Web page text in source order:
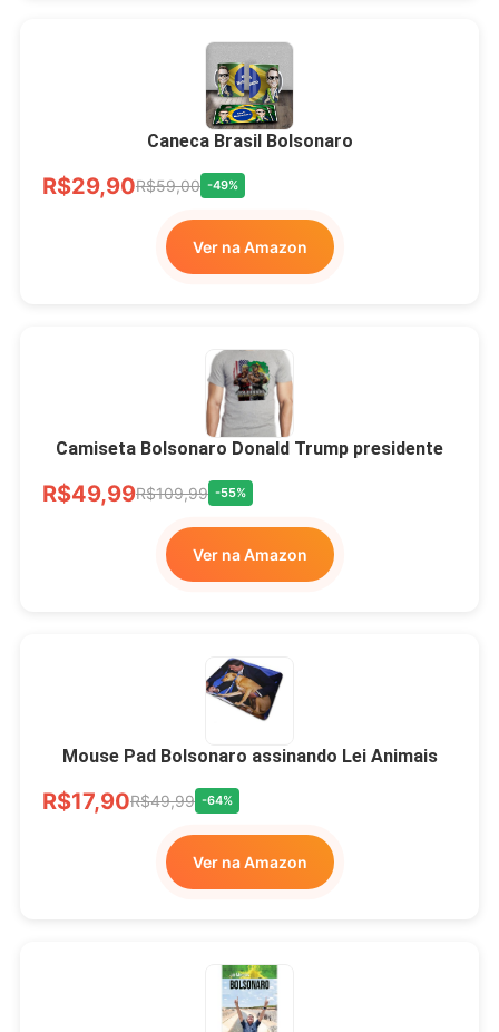
Xícara Bolsonaro
Brasão Deus Acima De
Todos
R$33,00
Ver no MERCADO
LIVRE
Caneca Brasil Bolsonaro
R$29,90R$59,00 -49%
Ver na Amazon
Camiseta Bolsonaro Donald Trump presidente
R$49,99R$109,99 -55%
Ver na Amazon
Mouse Pad Bolsonaro assinando Lei Animais
R$17,90R$49,99 -64%
Ver na Amazon